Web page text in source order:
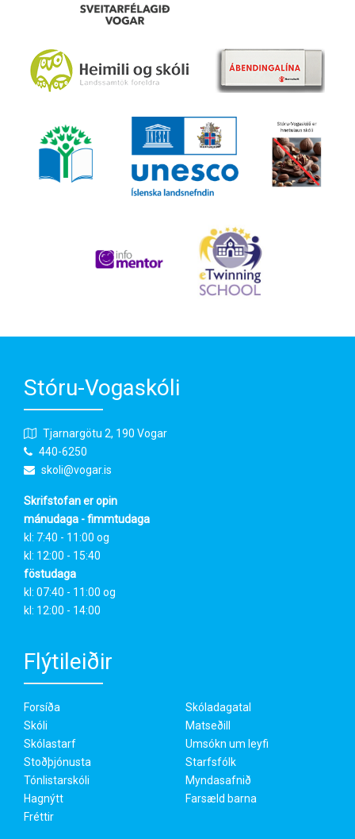
Stóru-Vogaskóli
Tjarnargötu 2, 190 Vogar
440-6250
skoli@vogar.is
Skrifstofan er opin
mánudaga - fimmtudaga
kl: 7:40 - 11:00 og
kl: 12:00 - 15:40
föstudaga
kl: 07:40 - 11:00 og
kl: 12:00 - 14:00
Flýtileiðir
Forsíða
Skóli
Skólastarf
Stoðþjónusta
Tónlistarskóli
Hagnýtt
Fréttir
Skóladagatal
Matseðill
Umsókn um leyfi
Starfsfólk
Myndasafnið
Farsæld barna